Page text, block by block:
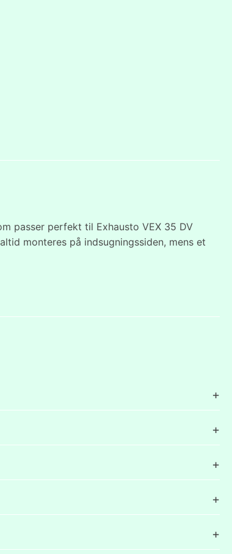
passer perfekt til Exhausto VEX 35 DV
monteres på indsugningssiden, mens et